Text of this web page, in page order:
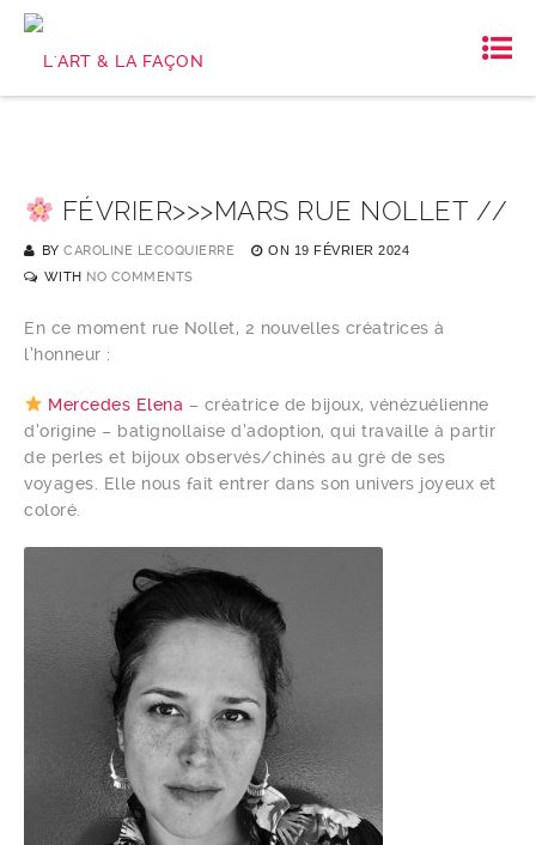
FÉVRIER>>>MARS RUE NOLLET //
BY CAROLINE LECOQUIERRE ON 19 FÉVRIER 2024
WITH NO COMMENTS
En ce moment rue Nollet, 2 nouvelles créatrices à
l’honneur :
Mercedes Elena – créatrice de bijoux, vénézuélienne
d’origine – batignollaise d’adoption, qui travaille à partir
de perles et bijoux observés/chinés au gré de ses
voyages. Elle nous fait entrer dans son univers joyeux et
coloré.